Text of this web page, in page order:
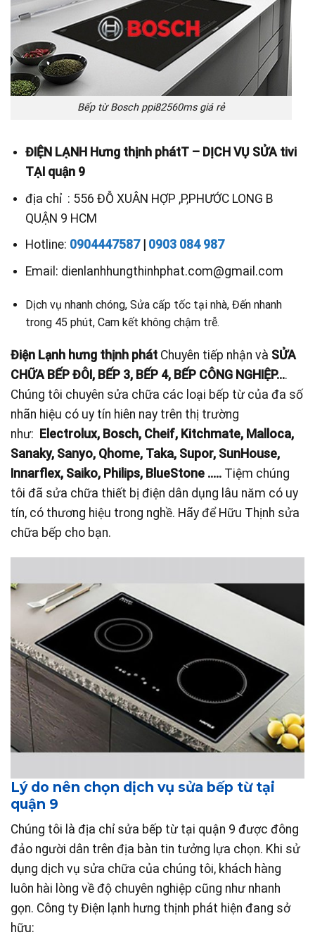
Bếp từ Bosch ppi82560ms giá rẻ
ĐIỆN LẠNH Hưng thịnh phátT – DỊCH VỤ SỬA tivi
TẠI quận 9
địa chỉ : 556 ĐỖ XUÂN HỢP ,P,PHƯỚC LONG B
QUẬN 9 HCM
Hotline: 0904447587| 0903 084 987
Email: dienlanhhungthinhphat.com@gmail.com
Dịch vụ nhanh chóng, Sửa cấp tốc tại nhà, Đến nhanh
trong 45 phút, Cam kết không chậm trễ.
Điện Lạnh hưng thịnh phát Chuyên tiếp nhận và SỬA
CHỮA BẾP ĐÔI, BẾP 3, BẾP 4, BẾP CÔNG NGHIỆP….
Chúng tôi chuyên sửa chữa các loại bếp từ của đa số
nhãn hiệu có uy tín hiên nay trên thị trường
như: Electrolux, Bosch, Cheif, Kitchmate, Malloca,
Sanaky, Sanyo, Qhome, Taka, Supor, SunHouse,
Innarflex, Saiko, Philips, BlueStone ….. Tiệm chúng
tôi đã sửa chữa thiết bị điện dân dụng lâu năm có uy
tín, có thương hiệu trong nghề. Hãy để Hữu Thịnh sửa
chữa bếp cho bạn.
Lý do nên chọn dịch vụ sửa bếp từ tại
quận 9
Chúng tôi là địa chỉ sửa bếp từ tại quận 9 được đông
đảo người dân trên địa bàn tin tưởng lựa chọn. Khi sử
dụng dịch vụ sửa chữa của chúng tôi, khách hàng
luôn hài lòng về độ chuyên nghiệp cũng như nhanh
gọn. Công ty Điện lạnh hưng thịnh phát hiện đang sở
hữu: